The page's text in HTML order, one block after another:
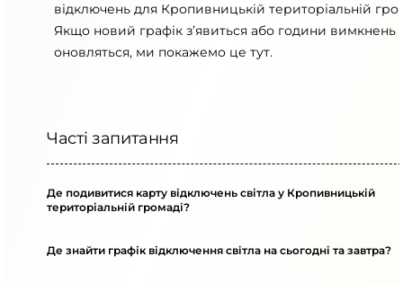
відключень для Кропивницькій територіальній
Якщо новий графік з’явиться або години вимкнень
оновляться, ми покажемо це тут.
Часті запитання
Де подивитися карту відключень світла у Кропивницькій
територіальній громаді?
Де знайти графік відключення світла на сьогодні та завтра?